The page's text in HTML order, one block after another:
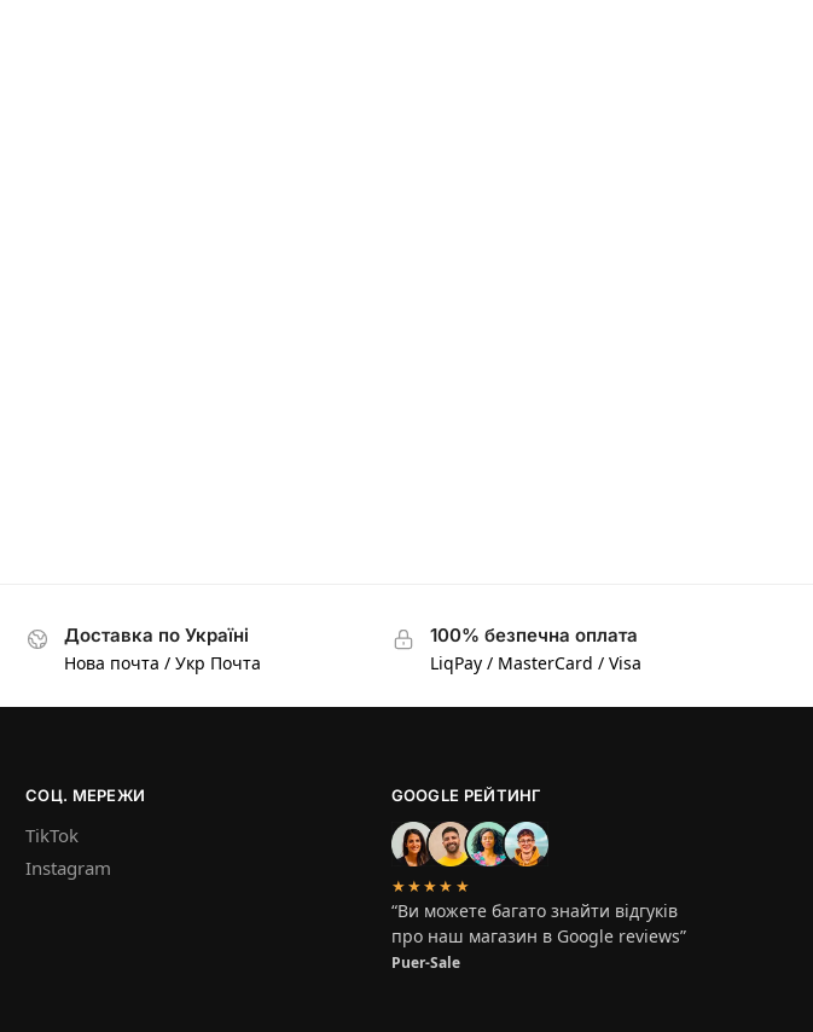
Доставка по Україні
Нова почта / Укр Почта
100% безпечна оплата
LiqPay / MasterCard / Visa
СОЦ. МЕРЕЖИ
TikTok
Instagram
GOOGLE РЕЙТИНГ
★★★★★
“Ви можете багато знайти відгуків
про наш магазин в Google reviews”
Puer-Sale